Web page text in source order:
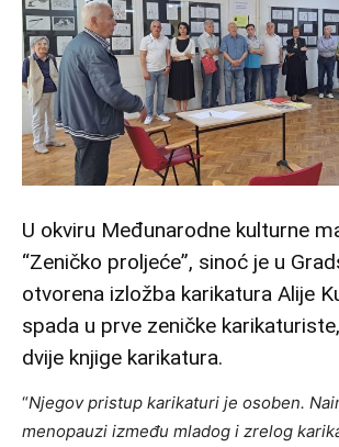
U okviru Međunarodne kulturne
“Zeničko proljeće”, sinoć je u
otvorena izložba karikatura Alije
spada u prve zeničke
dvije knjige karikatura.
“Njegov pristup karikaturi je osoben.
menopauzi između mladog i zrelog